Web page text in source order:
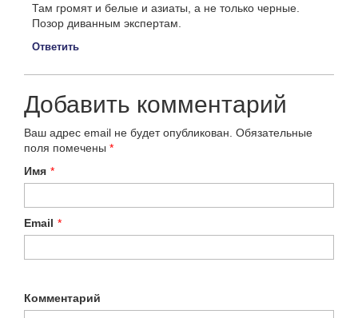
Там громят и белые и азиаты, а не только черные.
Позор диванным экспертам.
Ответить
Добавить комментарий
Ваш адрес email не будет опубликован. Обязательные
поля помечены *
Имя *
Email *
Комментарий